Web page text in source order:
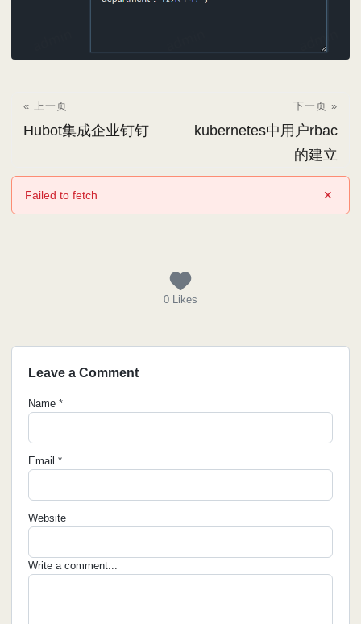
« 上一页
Hubot集成企业钉钉
下一页 »
kubernetes中用户rbac
的建立